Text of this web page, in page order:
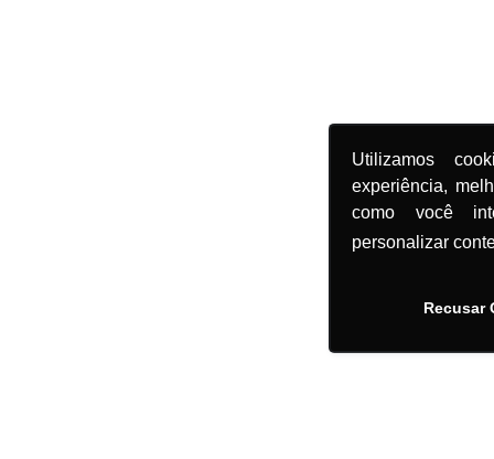
Utilizamos
experiência,
como você
personalizar
Recusar